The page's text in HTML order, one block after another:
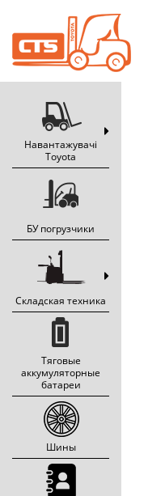
Навантажувачі
Toyota
БУ погрузчики
Складская техника
Тяговые
аккумуляторные
батареи
Шины